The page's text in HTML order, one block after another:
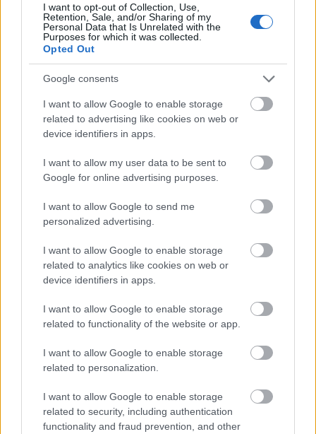
I want to opt-out of Collection, Use,
Retention, Sale, and/or Sharing of my
Personal Data that Is Unrelated with the
Purposes for which it was collected.
Opted Out
Google consents
I want to allow Google to enable storage
related to advertising like cookies on web or
device identifiers in apps.
I want to allow my user data to be sent to
Google for online advertising purposes.
I want to allow Google to send me
personalized advertising.
I want to allow Google to enable storage
related to analytics like cookies on web or
device identifiers in apps.
I want to allow Google to enable storage
related to functionality of the website or app.
I want to allow Google to enable storage
related to personalization.
I want to allow Google to enable storage
related to security, including authentication
functionality and fraud prevention, and other
Forrás:MTI
Olaszország
Muti
Komolyzene
CONCERTO MESTERISKOLA ALBRECHT MAYER
ELSTARTOLT A MŰVÉSZETEK VÖLGYE